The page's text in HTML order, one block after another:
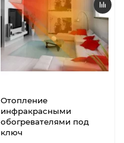
Отопление
инфракрасными
обогревателями под
ключ